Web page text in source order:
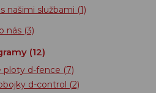
našimi službami (1)
nás (3)
(12)
ploty d-fence (7)
d-control (2)